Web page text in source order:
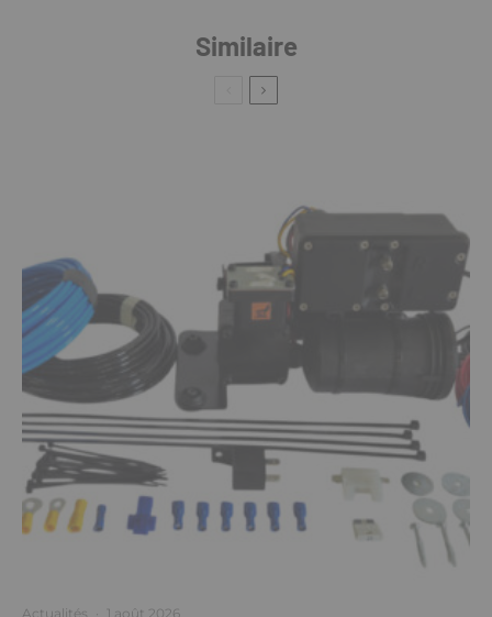
Similaire
Actualités · 1 août 2026